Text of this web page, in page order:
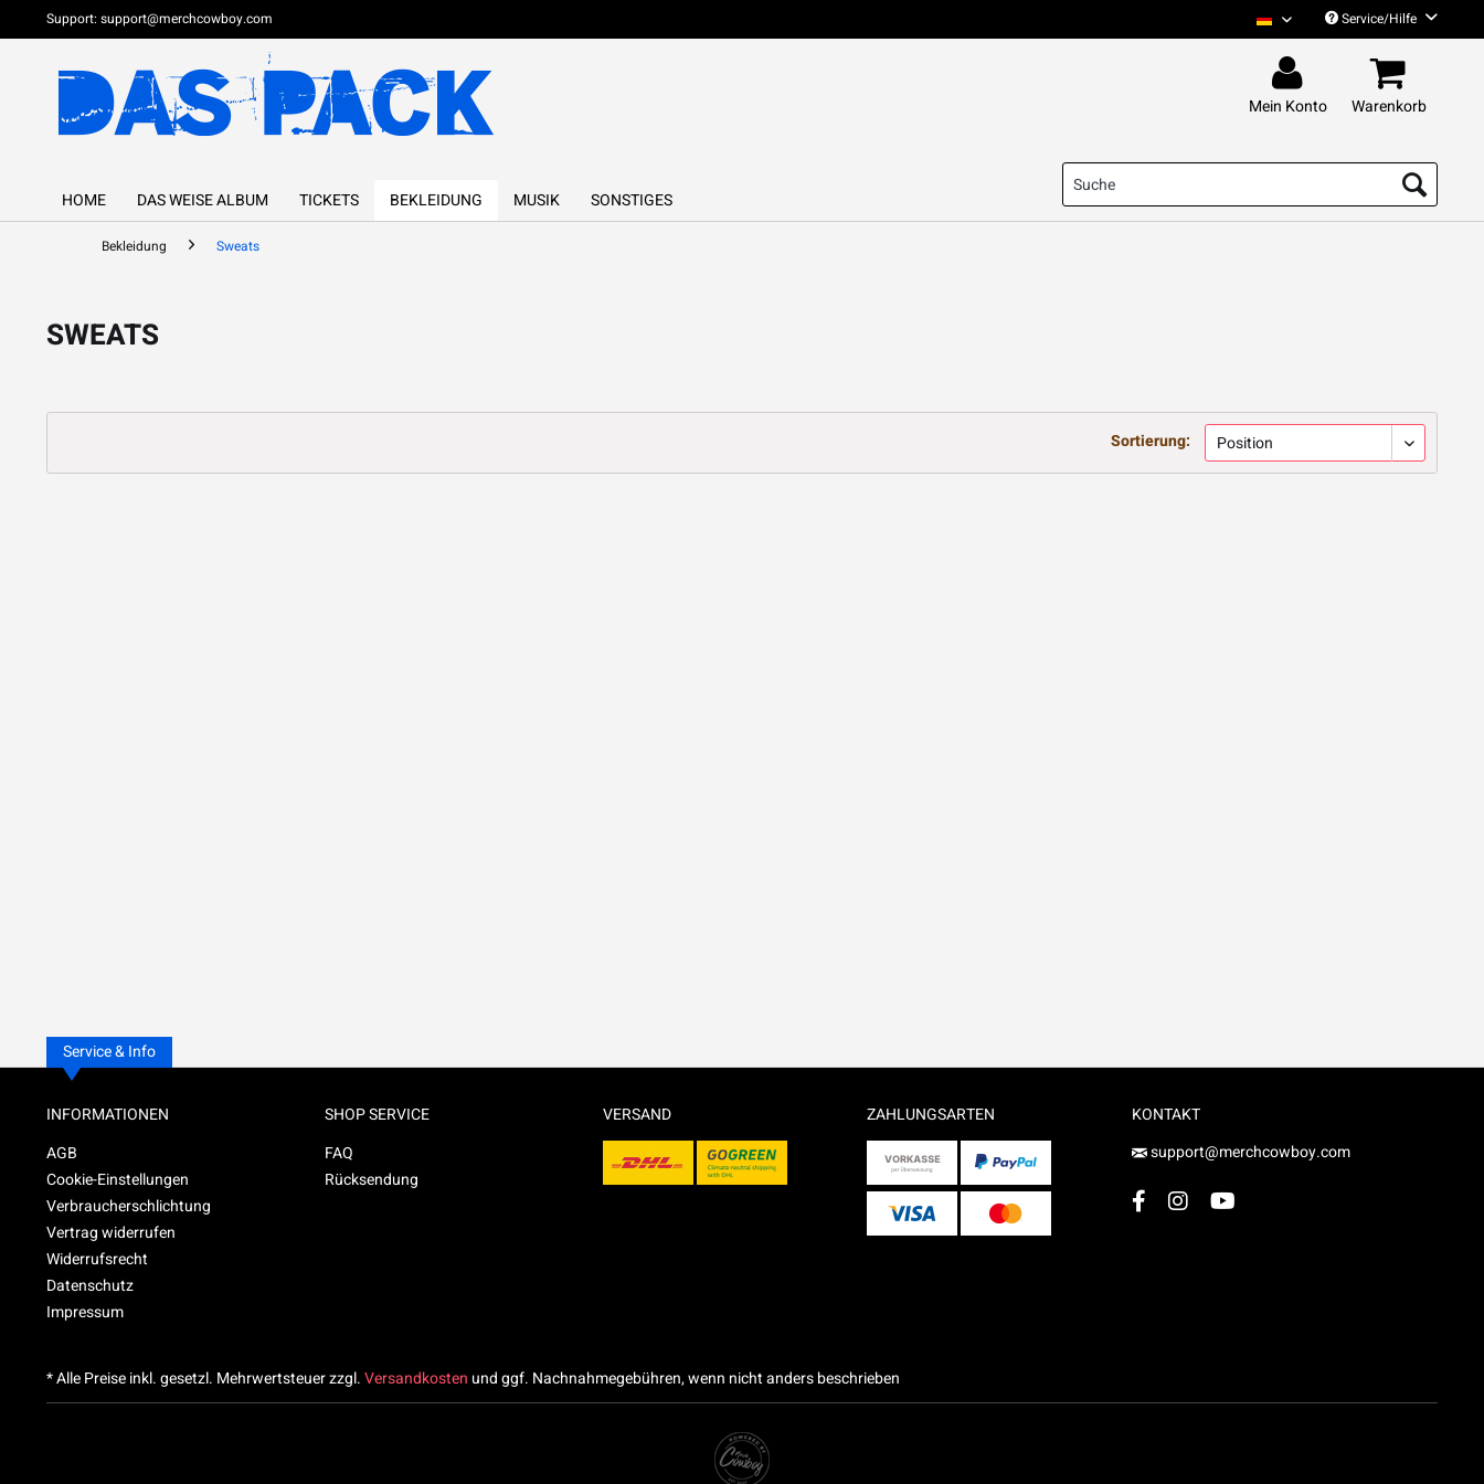
Support: support@merchcowboy.com Das Pack DeutschService/Hilfe
Mein Konto Warenkorb
HOME DAS WEISE ALBUM TICKETS BEKLEIDUNG MUSIK SONSTIGES
Bekleidung Sweats
SWEATS
Sortierung:
Service & Info
INFORMATIONEN
AGB
Cookie-Einstellungen
Verbraucherschlichtung
Vertrag widerrufen
Widerrufsrecht
Datenschutz
Impressum
SHOP SERVICE
FAQ
Rücksendung
VERSAND ZAHLUNGSARTEN
KONTAKT
support@merchcowboy.com
* Alle Preise inkl. gesetzl. Mehrwertsteuer zzgl.Versandkosten und ggf. Nachnahmegebühren, wenn nicht anders beschrieben